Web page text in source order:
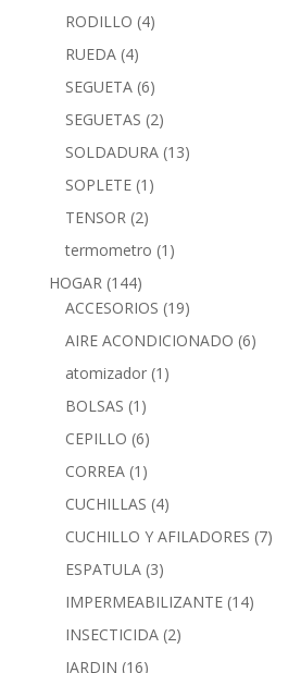
RODILLO (4)
RUEDA (4)
SEGUETA (6)
SEGUETAS (2)
SOLDADURA (13)
SOPLETE (1)
TENSOR (2)
termometro (1)
HOGAR (144)
ACCESORIOS (19)
AIRE ACONDICIONADO (6)
atomizador (1)
BOLSAS (1)
CEPILLO (6)
CORREA (1)
CUCHILLAS (4)
CUCHILLO Y AFILADORES (7)
ESPATULA (3)
IMPERMEABILIZANTE (14)
INSECTICIDA (2)
JARDIN (16)